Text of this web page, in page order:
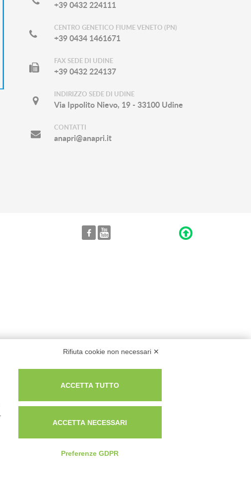
+39 0432 224111
CENTRO GENETICO FIUME VENETO (PN)
+39 0434 1461671
FAX SEDE DI UDINE
+39 0432 224137
INDIRIZZO SEDE DI UDINE
Via Ippolito Nievo, 19 - 33100 Udine
CONTATTI
anapri@anapri.it
Rifiuta cookie non necessari ✕
ACCETTA TUTTO
ACCETTA NECESSARI
Preferenze GDPR